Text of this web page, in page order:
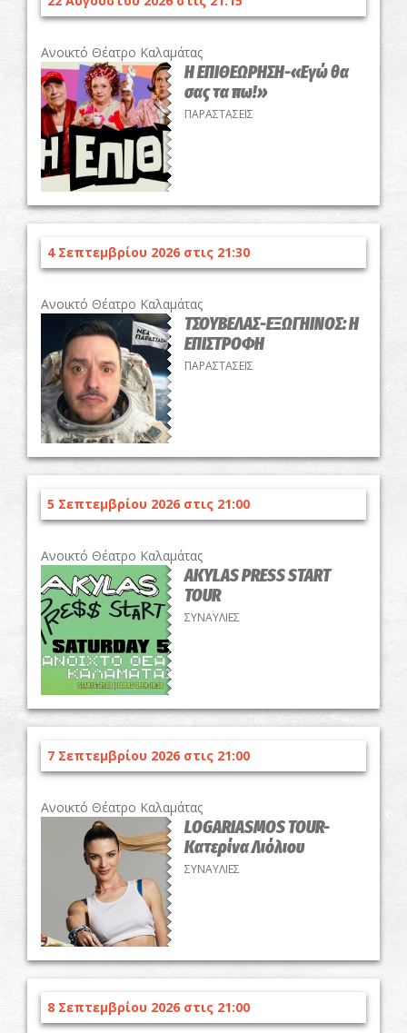
Ανοικτό Θέατρο Καλαμάτας
Η ΕΠΙΘΕΩΡΗΣΗ-«Εγώ θα
σας τα πω!»
ΠΑΡΑΣΤΑΣΕΙΣ
4 Σεπτεμβρίου 2026 στις 21:30
Ανοικτό Θέατρο Καλαμάτας
ΤΣΟΥΒΕΛΑΣ-ΕΞΩΓΗΙΝΟΣ: Η
ΕΠΙΣΤΡΟΦΗ
ΠΑΡΑΣΤΑΣΕΙΣ
5 Σεπτεμβρίου 2026 στις 21:00
Ανοικτό Θέατρο Καλαμάτας
AKYLAS PRESS START
TOUR
ΣΥΝΑΥΛΙΕΣ
7 Σεπτεμβρίου 2026 στις 21:00
Ανοικτό Θέατρο Καλαμάτας
LOGARIASMOS TOUR-
Κατερίνα Λιόλιου
ΣΥΝΑΥΛΙΕΣ
8 Σεπτεμβρίου 2026 στις 21:00